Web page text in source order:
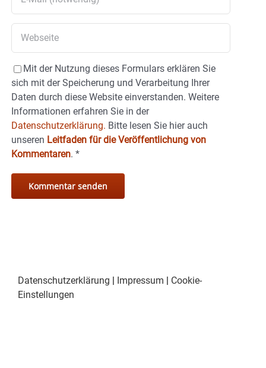
Mit der Nutzung dieses Formulars erklären Sie
sich mit der Speicherung und Verarbeitung Ihrer
Daten durch diese Website einverstanden. Weitere
Informationen erfahren Sie in der
Datenschutzerklärung. Bitte lesen Sie hier auch
unseren Leitfaden für die Veröffentlichung von
Kommentaren. *
Datenschutzerklärung | Impressum | Cookie-
Einstellungen